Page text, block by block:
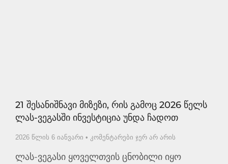
21 Შესანიშნავი Მიზეზი, Რის Გამოც 2026 Წელს
Ლას-Ვეგასში Ინვესტიცია Უნდა Ჩადოთ
2026 წლის 6 იანვარი კომენტარები ჯერ არ არის
ლას-ვეგასი ყოველთვის ცნობილი იყო